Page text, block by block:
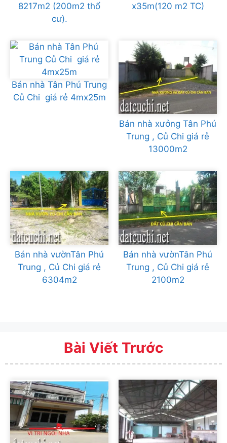
8217m2 (200m2 thổ
cư).
x35m(120 m2 TC)
Bán nhà Tân Phú Trung
Củ Chi giá rẻ 4mx25m
Bán nhà xưởng Tân Phú
Trung , Củ Chi giá rẻ
13000m2
Bán nhà vườnTân Phú
Trung , Củ Chi giá rẻ
6304m2
Bán nhà vườnTân Phú
Trung , Củ Chi giá rẻ
2100m2
Bài Viết Trước